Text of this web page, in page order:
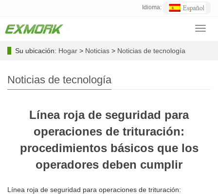
Idioma:
Su ubicación: Hogar > Noticias > Noticias de tecnología
Noticias de tecnología
Línea roja de seguridad para
operaciones de trituración:
procedimientos básicos que los
operadores deben cumplir
Línea roja de seguridad para operaciones de trituración: